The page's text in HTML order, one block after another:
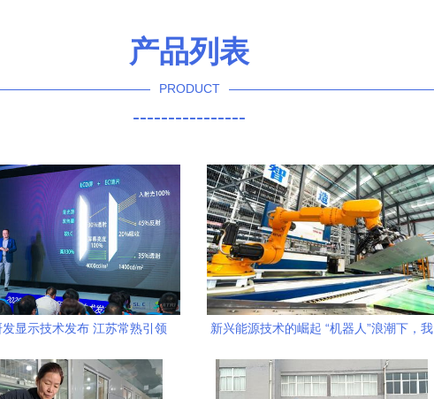
产品列表
PRODUCT
----------------
显示技术发布 江苏常熟引领
新兴能源技术的崛起 “机器人”浪潮下，我